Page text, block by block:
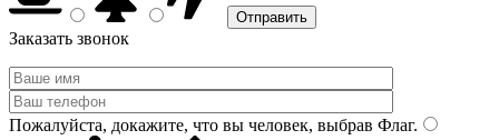
Заказать звонок
Пожалуйста, докажите, что вы человек, выбрав Флаг.